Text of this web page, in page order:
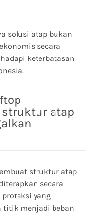
solusi atap bukan
secara
keterbatasan
struktur atap
struktur atap
secara
yang
titik menjadi beban